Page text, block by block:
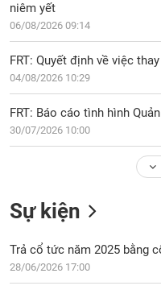
Cổ
phiếu
chi
tiết
Tổng
quan
Giao
chính
tích
kỹ
thuật
niêm yết
06/08/2026 09:14
FRT: Quyết định về việc
04/08/2026 10:29
FRT: Báo cáo tình hình
30/07/2026 10:00
Sự kiện
Trả cổ tức năm 2025 bằng
28/06/2026 17:00
TIN
MỚI
Ngành
(-)
VS-
SECTOR
NĂNG
LƯỢNG